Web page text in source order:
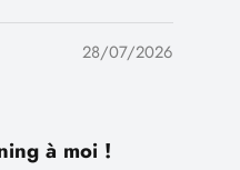
28/07/2026
à moi !